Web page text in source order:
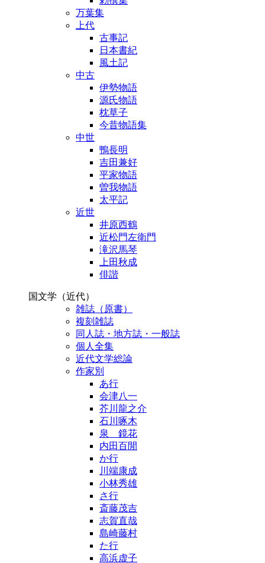
万葉集
上代
古事記
日本書紀
風土記
中古
伊勢物語
源氏物語
枕草子
今昔物語集
中世
鴨長明
吉田兼好
平家物語
曽我物語
太平記
近世
井原西鶴
近松門左衛門
滝沢馬琴
上田秋成
俳諧
国文学（近代）
雑誌（原書）
複刻雑誌
同人誌・地方誌・一般誌
個人全集
近代文学総論
作家別
あ行
会津八一
芥川龍之介
石川啄木
泉 鏡花
内田百閒
か行
川端康成
小林秀雄
さ行
斎藤茂吉
志賀直哉
島崎藤村
た行
高浜虚子